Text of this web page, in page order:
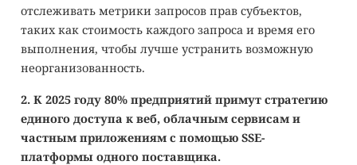
отслеживать метрики запросов прав субъектов,
таких как стоимость каждого запроса и время его
выполнения, чтобы лучше устранить возможную
неорганизованность.
2. К 2025 году 80% предприятий примут стратегию
единого доступа к веб, облачным сервисам и
частным приложениям с помощью SSE-
платформы одного поставщика.